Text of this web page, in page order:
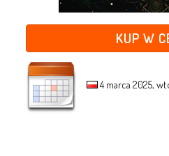
KUP W
4 marca 2025,